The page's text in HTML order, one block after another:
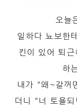
오늘
일하다 뇨보한
킨이 있어 퇴
하
내가 "왜~갈꺼
더니 "너 토욜